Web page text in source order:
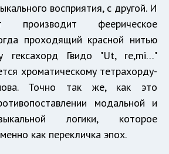
восприятия, с другой. И
производит феерическое
проходящий красной нитью
гексахорд Гвидо "Ut, re,mi…"
хроматическому тетрахорду-
Точно так же, как это
модальной и
логики, которое
как перекличка эпох.